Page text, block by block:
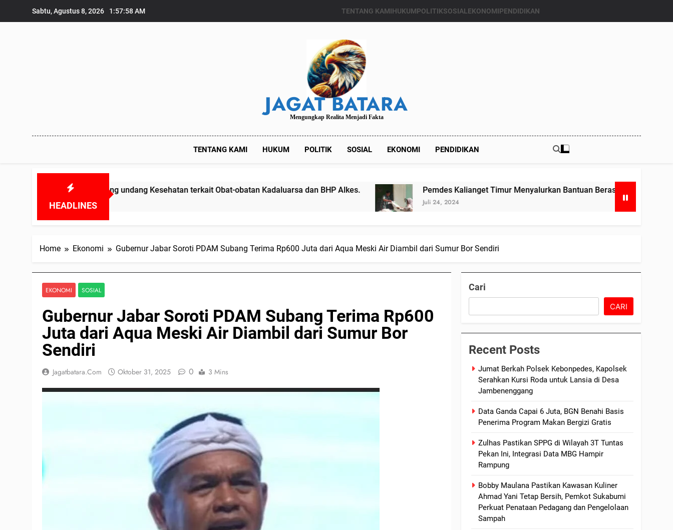
Sabtu, Agustus 8, 2026 1:57:58 AM TENTANG KAMIHUKUMPOLITIKSOSIALEKONOMIPENDIDIKAN
JAGAT BATARA
Mengungkap Realita Menjadi Fakta
TENTANG KAMI HUKUM POLITIK SOSIAL EKONOMI PENDIDIKAN
HEADLINES
Undang undang Kesehatan terkait Obat-obatan Kadaluarsa dan BHP Alkes. Pemdes Kalianget Timur Menyalurkan Bantuan Beras Bapang (Bantuan Pangan)
Juli 24, 2024
Home Ekonomi Gubernur Jabar Soroti PDAM Subang Terima Rp600 Juta dari Aqua Meski Air Diambil dari Sumur Bor Sendiri
EKONOMI SOSIAL
Gubernur Jabar Soroti PDAM Subang Terima Rp600
Juta dari Aqua Meski Air Diambil dari Sumur Bor
Sendiri
Jagatbatara.com Oktober 31, 2025 0 3 Mins
Cari
CARI
Recent Posts
Jumat Berkah Polsek Kebonpedes, Kapolsek
Serahkan Kursi Roda untuk Lansia di Desa
Jambenenggang
Data Ganda Capai 6 Juta, BGN Benahi Basis
Penerima Program Makan Bergizi Gratis
Zulhas Pastikan SPPG di Wilayah 3T Tuntas
Pekan Ini, Integrasi Data MBG Hampir
Rampung
Bobby Maulana Pastikan Kawasan Kuliner
Ahmad Yani Tetap Bersih, Pemkot Sukabumi
Perkuat Penataan Pedagang dan Pengelolaan
Sampah